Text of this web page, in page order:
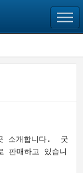
소개합니다. 굿
판매하고 있습니